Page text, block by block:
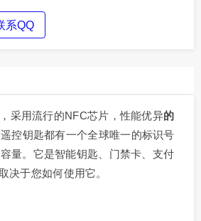
系QQ
采用流行的NFC芯片，性能优异的
控钥匙都有一个全球唯一的标识号
量。它是智能钥匙、门禁卡、支付
决于您如何使用它。